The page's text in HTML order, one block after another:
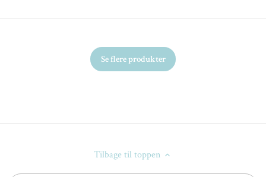
Se flere produkter
Tilbage til toppen